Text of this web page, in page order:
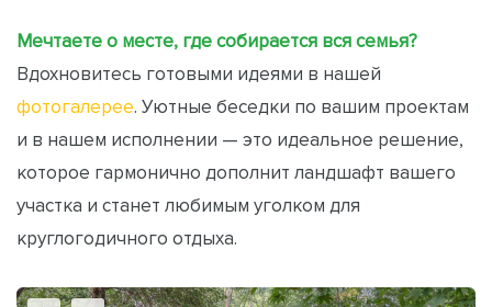
Мечтаете о месте, где собирается вся семья?
Вдохновитесь готовыми идеями в нашей
фотогалерее. Уютные беседки по вашим проектам
и в нашем исполнении — это идеальное решение,
которое гармонично дополнит ландшафт вашего
участка и станет любимым уголком для
круглогодичного отдыха.